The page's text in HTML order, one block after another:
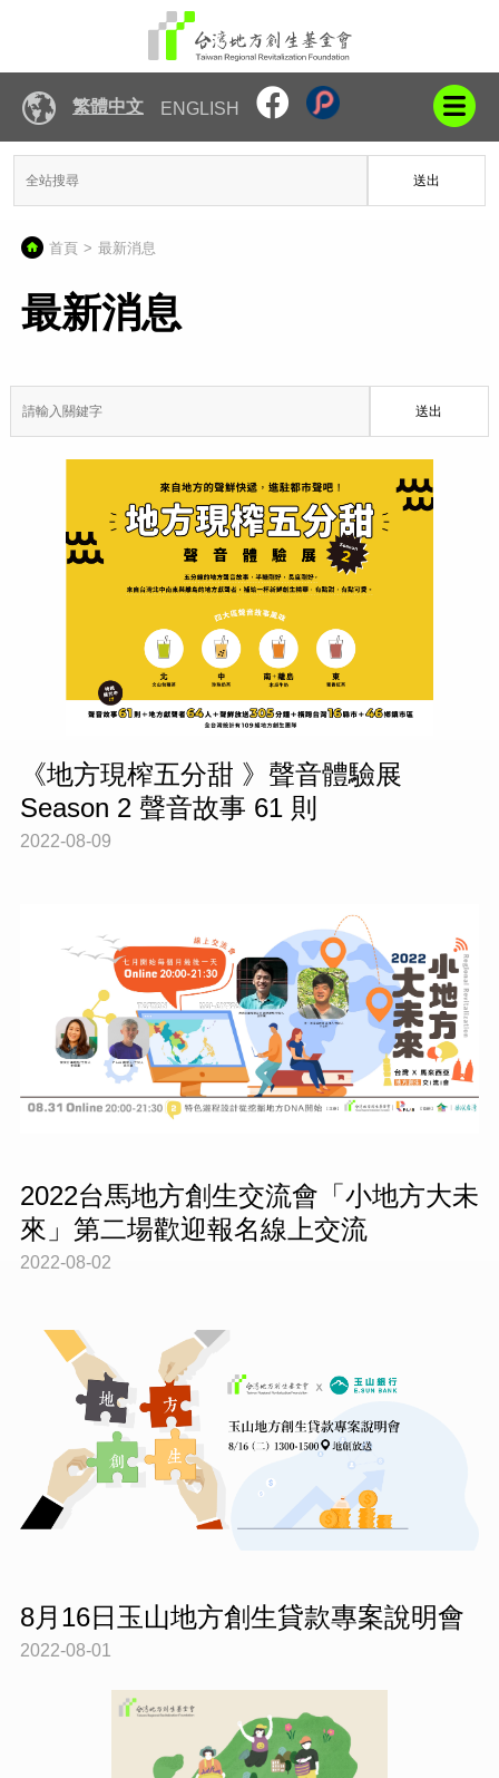
繁體中文 ENGLISH
送出
首頁 最新消息
最新消息
送出
《地方現榨五分甜 》聲音體驗展
Season 2 聲音故事 61 則
2022-08-09
2022台馬地方創生交流會「小地方大未
來」第二場歡迎報名線上交流
2022-08-02
8月16日玉山地方創生貸款專案說明會
2022-08-01